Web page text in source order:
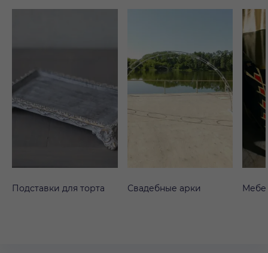
Подставки для торта Свадебные арки